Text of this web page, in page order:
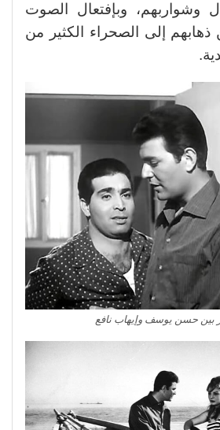
وشواربهم، وبإفتعال الصوت
إلى الصحراء الكثير من
بين حسن يوسف وإيهاب نافع